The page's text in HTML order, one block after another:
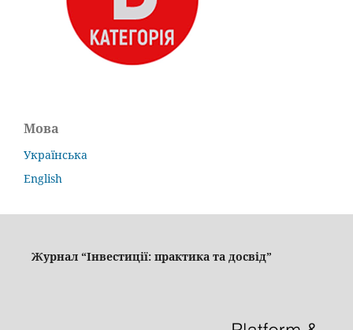
Мова
Українська
English
Журнал “Інвестиції: практика та досвід”